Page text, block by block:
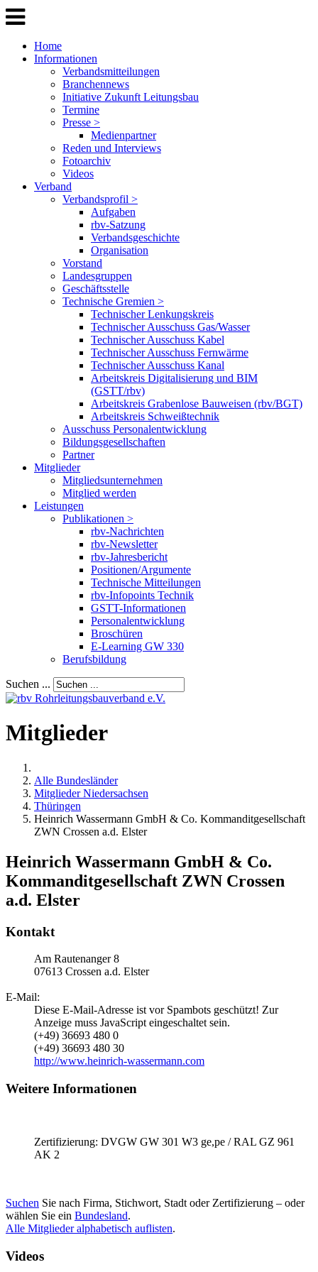
Home
Informationen
Verbandsmitteilungen
Branchennews
Initiative Zukunft Leitungsbau
Termine
Presse >
Medienpartner
Reden und Interviews
Fotoarchiv
Videos
Verband
Verbandsprofil >
Aufgaben
rbv-Satzung
Verbandsgeschichte
Organisation
Vorstand
Landesgruppen
Geschäftsstelle
Technische Gremien >
Technischer Lenkungskreis
Technischer Ausschuss Gas/Wasser
Technischer Ausschuss Kabel
Technischer Ausschuss Fernwärme
Technischer Ausschuss Kanal
Arbeitskreis Digitalisierung und BIM
(GSTT/rbv)
Arbeitskreis Grabenlose Bauweisen (rbv/BGT)
Arbeitskreis Schweißtechnik
Ausschuss Personalentwicklung
Bildungsgesellschaften
Partner
Mitglieder
Mitgliedsunternehmen
Mitglied werden
Leistungen
Publikationen >
rbv-Nachrichten
rbv-Newsletter
rbv-Jahresbericht
Positionen/Argumente
Technische Mitteilungen
rbv-Infopoints Technik
GSTT-Informationen
Personalentwicklung
Broschüren
E-Learning GW 330
Berufsbildung
Suchen ...
Mitglieder
Alle Bundesländer
Mitglieder Niedersachsen
Thüringen
Heinrich Wassermann GmbH & Co. Kommanditgesellschaft
ZWN Crossen a.d. Elster
Heinrich Wassermann GmbH & Co.
Kommanditgesellschaft ZWN Crossen
a.d. Elster
Kontakt
Am Rautenanger 8
07613 Crossen a.d. Elster
E-Mail:
Diese E-Mail-Adresse ist vor Spambots geschützt! Zur
Anzeige muss JavaScript eingeschaltet sein.
(+49) 36693 480 0
(+49) 36693 480 30
http://www.heinrich-wassermann.com
Weitere Informationen
Zertifizierung: DVGW GW 301 W3 ge,pe / RAL GZ 961
AK 2
Suchen Sie nach Firma, Stichwort, Stadt oder Zertifizierung – oder
wählen Sie ein Bundesland.
Alle Mitglieder alphabetisch auflisten.
Videos